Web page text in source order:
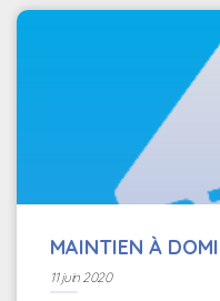
MAINTIEN À
11 juin 2020